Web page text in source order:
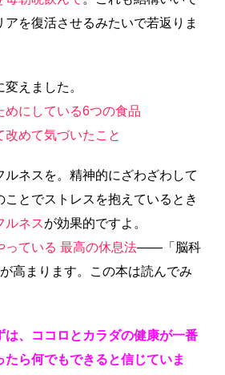
を復活させるみたいで若返りま
えました。
めにしている6つの食品
改めて気づいたこと
ルネスを。精神的にざわざわして
ことでストレスを抱えているとき
ルネスが効果的ですよ。
っている 最高の休息法――「脳科
高まります。この本は読んでみ
は、ココロとカラダの健康が一番
ら何でもできると信じていま